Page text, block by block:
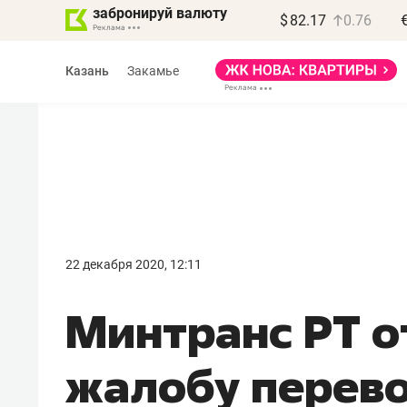
забронируй валюту $ 82.17 0.76
Казань Закамье
22 декабря 2020, 12:11
Минтранс РТ
жалобу
правил, бизнес может
потерять минимум
полгода»